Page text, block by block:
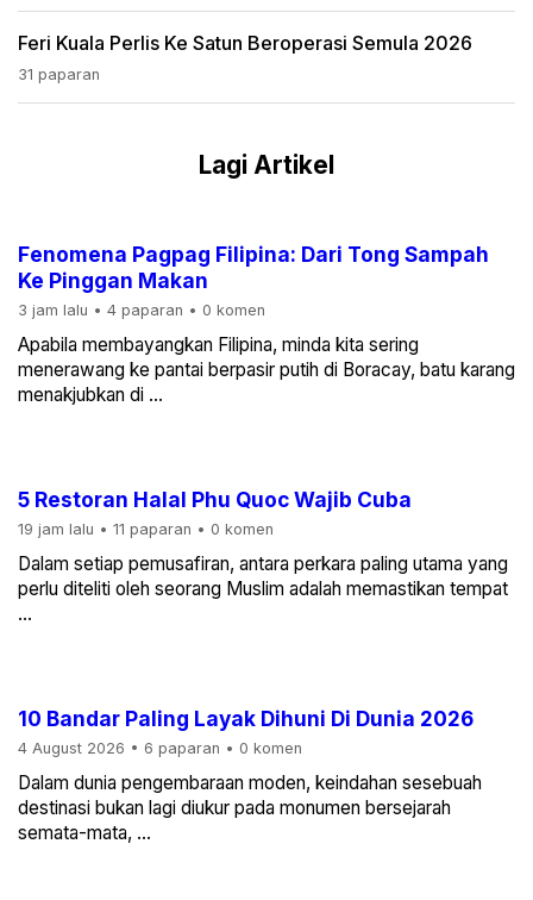
Feri Kuala Perlis Ke Satun Beroperasi Semula 2026
31 paparan
Lagi Artikel
Fenomena Pagpag Filipina: Dari Tong Sampah
Ke Pinggan Makan
3 jam lalu • 4 paparan • 0 komen
Apabila membayangkan Filipina, minda kita sering
menerawang ke pantai berpasir putih di Boracay, batu karang
menakjubkan di ...
5 Restoran Halal Phu Quoc Wajib Cuba
19 jam lalu • 11 paparan • 0 komen
Dalam setiap pemusafiran, antara perkara paling utama yang
perlu diteliti oleh seorang Muslim adalah memastikan tempat
...
10 Bandar Paling Layak Dihuni Di Dunia 2026
4 August 2026 • 6 paparan • 0 komen
Dalam dunia pengembaraan moden, keindahan sesebuah
destinasi bukan lagi diukur pada monumen bersejarah
semata-mata, ...